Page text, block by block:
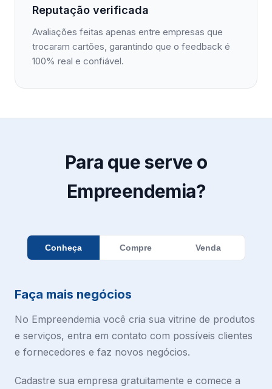
Reputação verificada
Avaliações feitas apenas entre empresas que
trocaram cartões, garantindo que o feedback é
100% real e confiável.
Para que serve o
Empreendemia?
Conheça Compre Venda
Faça mais negócios
No Empreendemia você cria sua vitrine de produtos
e serviços, entra em contato com possíveis clientes
e fornecedores e faz novos negócios.
Cadastre sua empresa gratuitamente e comece a